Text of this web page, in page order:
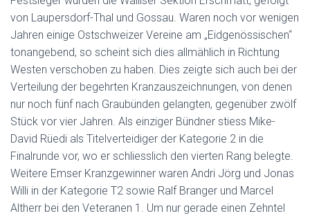
von Laupersdorf-Thal und Gossau. Waren noch vor wenigen
Jahren einige Ostschweizer Vereine am „Eidgenössischen“
tonangebend, so scheint sich dies allmählich in Richtung
Westen verschoben zu haben. Dies zeigte sich auch bei der
Verteilung der begehrten Kranzauszeichnungen, von denen
nur noch fünf nach Graubünden gelangten, gegenüber zwölf
Stück vor vier Jahren. Als einziger Bündner stiess Mike-
David Rüedi als Titelverteidiger der Kategorie 2 in die
Finalrunde vor, wo er schliesslich den vierten Rang belegte.
Weitere Emser Kranzgewinner waren Andri Jörg und Jonas
Willi in der Kategorie T2 sowie Ralf Branger und Marcel
Altherr bei den Veteranen 1. Um nur gerade einen Zehntel